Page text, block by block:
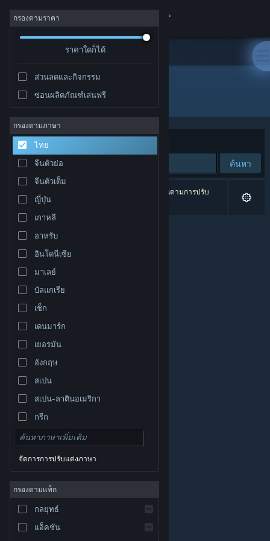
เข้าสู่ระบบ
ชุมชน
เกี่ยวกับ
ฝ่ายสนับสนุน
เปลี่ยนภาษา
รับแอป Steam แบบพกพา
ชมเว็บไซต์สำหรับเดสก์ท็อป
© Valve Corporation สงวนลิขสิทธิ์ เครื่องหมายการค้า
และประเทศอื่น
นโยบายความเป็นส่วนตัว
การช่วยการเข้าถึง|
Steam| การคืนเงิน
กรองตามราคา
ราคาใดก็ได้
ส่วนลดและกิจกรรม
ซ่อนผลิตภัณฑ์เล่นฟรี
กรองตามภาษา
ไทย
จีนตัวย่อ
จีนตัวเต็ม
ญี่ปุ่น
เกาหลี
อาหรับ
อินโดนีเซีย
มาเลย์
บัลแกเรีย
เช็ก
เดนมาร์ก
เยอรมัน
อังกฤษ
สเปน
สเปน-ลาตินอเมริกา
กรีก
จัดการการปรับแต่งภาษา
กรองตามแท็ก
กลยุทธ์
แอ็คชัน
ผู้จัดจำหน่าย: Anate Studio
จัดเรียงตาม
ค้นหา
0 ผลลัพธ์ตรงกับที่คุณค้นหา 8 ผลิตภัณฑ์ได้ถูกละเว้นตามการปรับ
แต่งของคุณ